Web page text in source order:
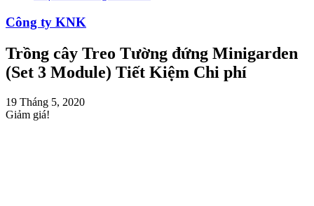
Công ty KNK
Trồng cây Treo Tường đứng Minigarden
(Set 3 Module) Tiết Kiệm Chi phí
19 Tháng 5, 2020
Giảm giá!